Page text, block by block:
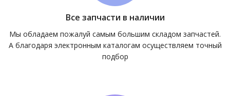
Все запчасти в наличии
Мы обладаем пожалуй самым большим складом запчастей.
А благодаря электронным каталогам осуществляем точный
подбор